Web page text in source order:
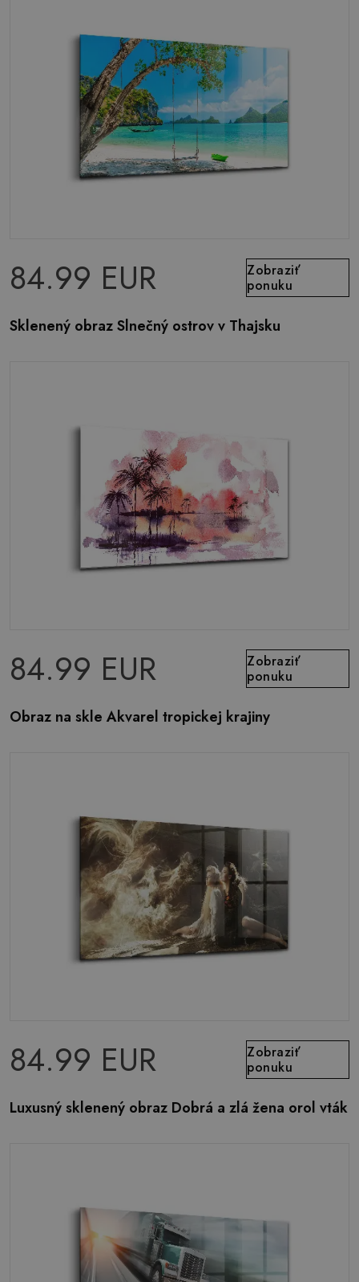
84.99 EUR
Zobraziť
ponuku
Sklenený obraz Slnečný ostrov v Thajsku
84.99 EUR
Zobraziť
ponuku
Obraz na skle Akvarel tropickej krajiny
84.99 EUR
Zobraziť
ponuku
Luxusný sklenený obraz Dobrá a zlá žena orol vták